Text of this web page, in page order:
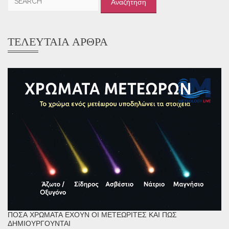
ΤΕΛΕΥΤΑΊΑ ΆΡΘΡΑ
ΠΌΣΑ ΧΡΏΜΑΤΑ ΈΧΟΥΝ ΟΙ ΜΕΤΕΩΡΊΤΕΣ ΚΑΙ ΠΏΣ
ΔΗΜΙΟΥΡΓΟΎΝΤΑΙ